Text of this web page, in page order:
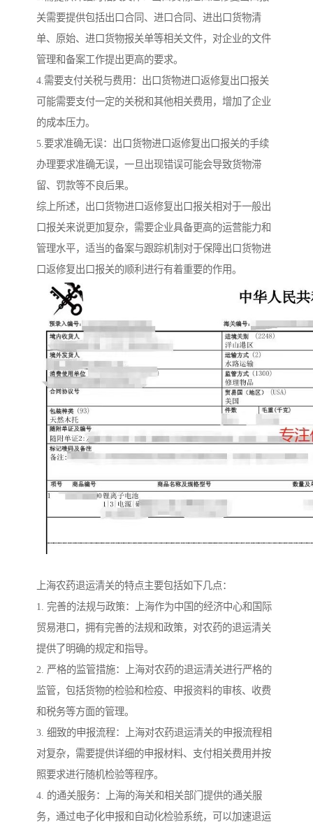
关需要提供包括出口合同、进口合同、进出口货物清
单、原始、进口货物报关单等相关文件，对企业的文件
管理和备案工作提出更高的要求。
4.需要支付关税与费用：出口货物进口返修复出口报关
可能需要支付一定的关税和其他相关费用，增加了企业
的成本压力。
5.要求准确无误：出口货物进口返修复出口报关的手续
办理要求准确无误，一旦出现错误可能会导致货物滞
留、罚款等不良后果。
综上所述，出口货物进口返修复出口报关相对于一般出
口报关来说更加复杂，需要企业具备更高的运营能力和
管理水平，适当的备案与跟踪机制对于保障出口货物进
口返修复出口报关的顺利进行有着重要的作用。
上海农药退运清关的特点主要包括如下几点：
1. 完善的法规与政策：上海作为中国的经济中心和国际
贸易港口，拥有完善的法规和政策，对农药的退运清关
提供了明确的规定和指导。
2. 严格的监管措施：上海对农药的退运清关进行严格的
监管，包括货物的检验和检疫、申报资料的审核、收费
和税务等方面的管理。
3. 细致的申报流程：上海对农药退运清关的申报流程相
对复杂，需要提供详细的申报材料、支付相关费用并按
照要求进行随机检验等程序。
4. 的通关服务：上海的海关和相关部门提供的通关服
务，通过电子化申报和自动化检验系统，可以加速退运